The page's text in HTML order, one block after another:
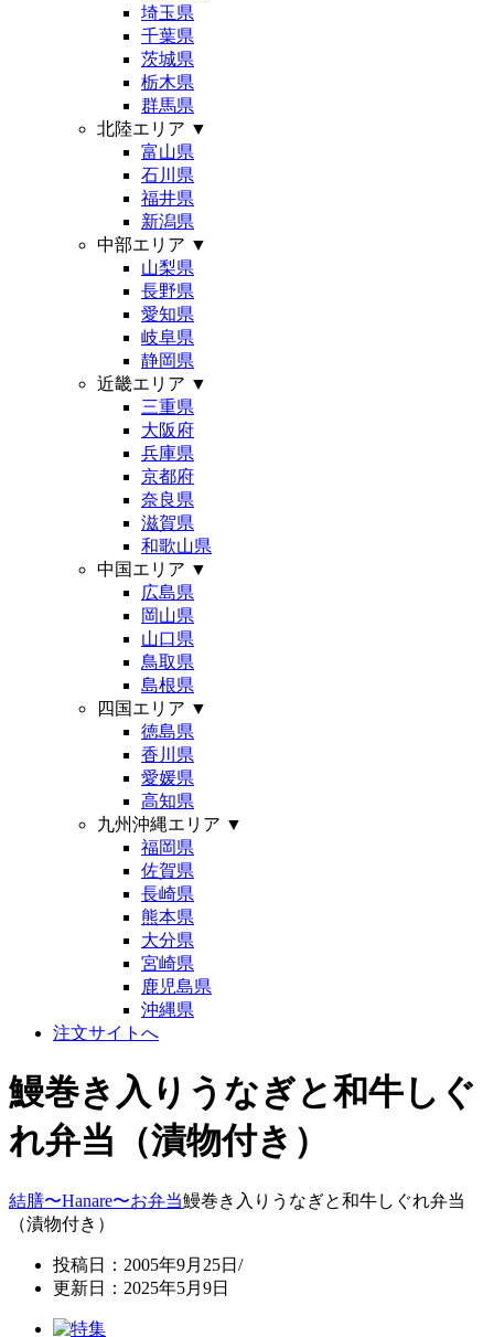
埼玉県
千葉県
茨城県
栃木県
群馬県
北陸エリア ▼
富山県
石川県
福井県
新潟県
中部エリア ▼
山梨県
長野県
愛知県
岐阜県
静岡県
近畿エリア ▼
三重県
大阪府
兵庫県
京都府
奈良県
滋賀県
和歌山県
中国エリア ▼
広島県
岡山県
山口県
鳥取県
島根県
四国エリア ▼
徳島県
香川県
愛媛県
高知県
九州沖縄エリア ▼
福岡県
佐賀県
長崎県
熊本県
大分県
宮崎県
鹿児島県
沖縄県
注文サイトへ
鰻巻き入りうなぎと和牛しぐ
れ弁当（漬物付き）
結膳〜Hanare〜お弁当鰻巻き入りうなぎと和牛しぐれ弁当
（漬物付き）
投稿日：2005年9月25日/
更新日：2025年5月9日